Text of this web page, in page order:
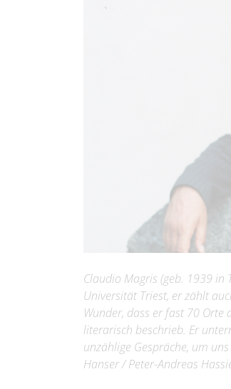
Claudio Magris (geb. 1939
Universität Triest, er zählt
Wunder, dass er fast 70 Orte
literarisch beschrieb. Er
unzählige Gespräche, um
Hanser / Peter-Andreas